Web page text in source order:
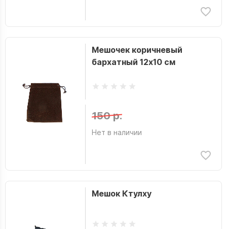
Мешочек коричневый
бархатный 12х10 см
150 р.
Нет в наличии
Мешок Ктулху